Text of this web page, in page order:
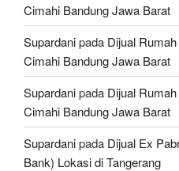
Cimahi Bandung Jawa Barat
Supardanipada Dijual
Cimahi Bandung Jawa Barat
Supardanipada Dijual
Cimahi Bandung Jawa Barat
Supardanipada Dijual Ex
Bank) Lokasi di Tangerang